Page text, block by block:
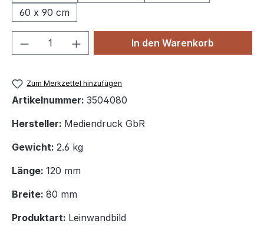
60 x 90 cm
Produkt Anzahl: Gib denIn den Warenkorb
Zum Merkzettel hinzufügen
Artikelnummer: 3504080
Hersteller: Mediendruck GbR
Gewicht: 2.6 kg
Länge: 120 mm
Breite: 80 mm
Produktart: Leinwandbild